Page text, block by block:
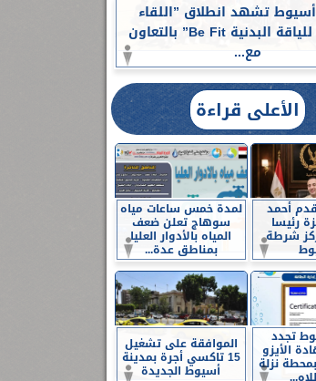
تشهد انطلاق ”اللقاء
الرياضي للياقة البدنية Be Fit” بالتعاون
مع...
الأعلى قراءة
أحمد
رئيسا
شرطة
لمدة خمس ساعات مياه
سوهاج تعلن ضعف
المياه بالأدوار العليا
بمناطق عدة...
تجدد
الأيزو
ISO 50001 بمحطة نزلة
الموافقة على تشغيل
15 تاكسي أجرة بمدينة
أسيوط الجديدة